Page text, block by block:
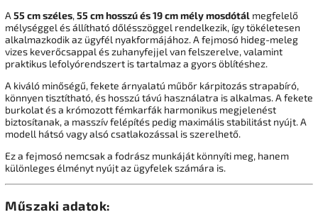
A 55 cm széles,55 cm hosszú és 19 cm mély mosdótál megfelelő
mélységgel és állítható dőlésszöggel rendelkezik, így tökéletesen
alkalmazkodik az ügyfél nyakformájához. A fejmosó hideg-meleg
vizes keverőcsappal és zuhanyfejjel van felszerelve, valamint
praktikus lefolyórendszert is tartalmaz a gyors öblítéshez.
A kiváló minőségű, fekete árnyalatú műbőr kárpitozás strapabíró,
könnyen tisztítható, és hosszú távú használatra is alkalmas. A fekete
burkolat és a krómozott fémkarfák harmonikus megjelenést
biztosítanak, a masszív felépítés pedig maximális stabilitást nyújt. A
modell hátsó vagy alsó csatlakozással is szerelhető.
Ez a fejmosó nemcsak a fodrász munkáját könnyíti meg, hanem
különleges élményt nyújt az ügyfelek számára is.
Műszaki adatok: